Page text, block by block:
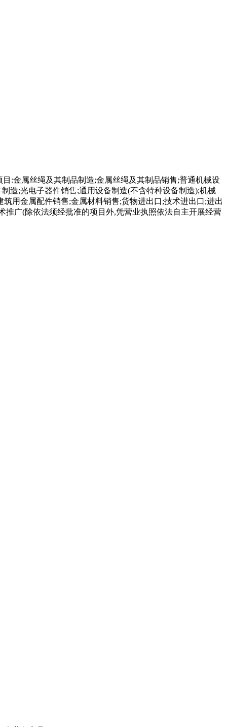
:金属丝绳及其制品制造;金属丝绳及其制品销售;普通机械设
造;光电子器件销售;通用设备制造(不含特种设备制造);机械
用金属配件销售;金属材料销售;货物进出口;技术进出口;进出
广(除依法须经批准的项目外,凭营业执照依法自主开展经营